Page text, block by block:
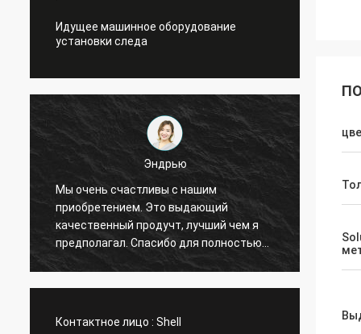
Идущее машинное оборудование
установки следа
Эндрью
Мы очень счастливы с нашим
приобретением. Это выдающий
качественный продучт, лучший чем я
предполагал. Спасибо для полностью
вашего предложения и хорошее
Контактное лицо : Shell